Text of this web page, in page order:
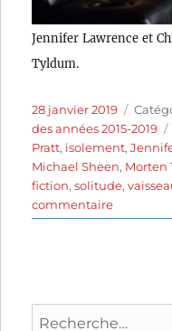
Jennifer Lawrence et
Tyldum.
Publié
le
28 janvier 2019
des années 2015-2019
Pratt, isolement,
Michael Sheen, Morten
fiction,solitude,
commentairesur
Recherche